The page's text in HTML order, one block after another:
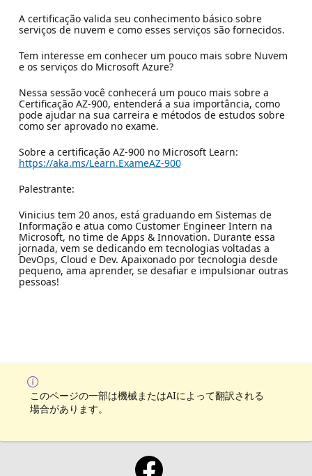
A certificação valida seu conhecimento básico sobre
serviços de nuvem e como esses serviços são fornecidos.
Tem interesse em conhecer um pouco mais sobre Nuvem
e os serviços do Microsoft Azure?
Nessa sessão você conhecerá um pouco mais sobre a
Certificação AZ-900, entenderá a sua importância, como
pode ajudar na sua carreira e métodos de estudos sobre
como ser aprovado no exame.
Sobre a certificação AZ-900 no Microsoft Learn:
https://aka.ms/Learn.ExameAZ-900
Palestrante:
Vinicius tem 20 anos, está graduando em Sistemas de
Informação e atua como Customer Engineer Intern na
Microsoft, no time de Apps & Innovation. Durante essa
jornada, vem se dedicando em tecnologias voltadas a
DevOps, Cloud e Dev. Apaixonado por tecnologia desde
pequeno, ama aprender, se desafiar e impulsionar outras
pessoas!
このページの一部は機械またはAIによって翻訳される
場合があります。